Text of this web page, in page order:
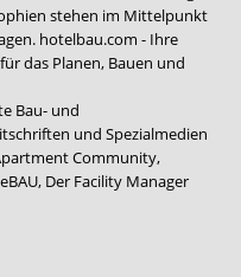
stehen im Mittelpunkt
hotelbau.com - Ihre
das Planen, Bauen und
Bau- und
und Spezialmedien
Community,
, Der Facility Manager